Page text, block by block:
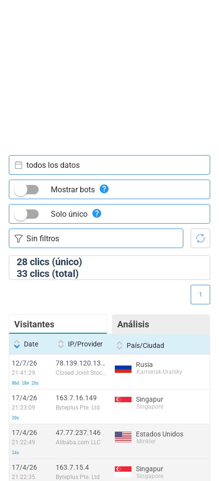
28clics (único)
33clics (total)
todos los datos
Mostrar bots
Solo único
Visitantes Análisis
1
Date IP/Provider País/Ciudad
12/7/26
21:41:29
86d 18m 20s
78.139.120.137:50494
Closed Joint Stock Company Radiotelephone
Rusia
Kamensk-Uralsky
17/4/26
21:23:09
20s
163.7.16.149
Byteplus Pte. Ltd
Singapur
Singapore
17/4/26
21:22:49
14s
47.77.237.146
Alibaba.com LLC
Estados Unidos
Minkler
17/4/26
21:22:35
163.7.15.4
Byteplus Pte. Ltd
Singapur
Singapore